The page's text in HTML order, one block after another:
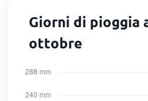
Giorni di pioggia
ottobre